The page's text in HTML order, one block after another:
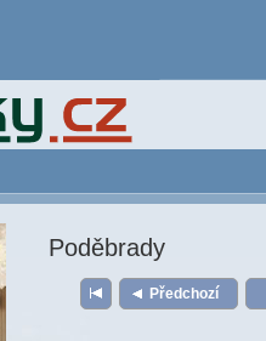
Poděbrady
Předchozí